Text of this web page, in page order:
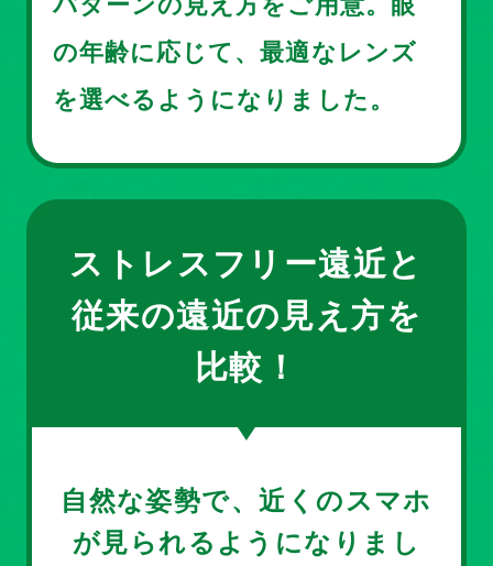
の年齢に応じて、最適なレンズ
を選べるようになりました。
ストレスフリー遠近と
従来の遠近の見え方を
比較！
自然な姿勢で、近くのスマホ
が見られるようになりまし